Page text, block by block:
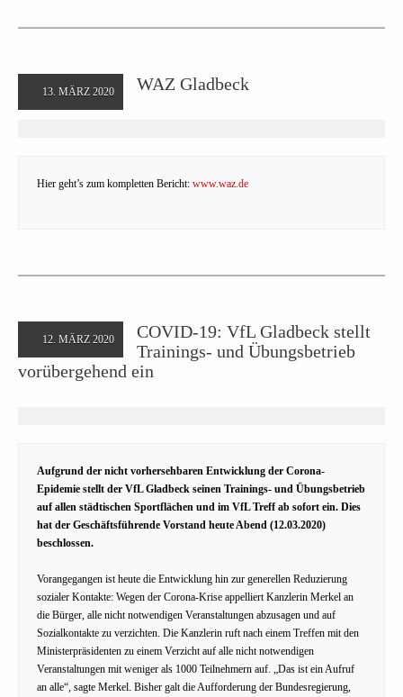
13. MÄRZ 2020 WAZ Gladbeck
Hier geht’s zum kompletten Bericht: www.waz.de
12. MÄRZ 2020
COVID-19: VfL Gladbeck stellt
Trainings- und Übungsbetrieb
vorübergehend ein
Aufgrund der nicht vorhersehbaren Entwicklung der Corona-
Epidemie stellt der VfL Gladbeck seinen Trainings- und Übungsbetrieb
auf allen städtischen Sportflächen und im VfL Treff ab sofort ein. Dies
hat der Geschäftsführende Vorstand heute Abend (12.03.2020)
beschlossen.
Vorangegangen ist heute die Entwicklung hin zur generellen Reduzierung
sozialer Kontakte: Wegen der Corona-Krise appelliert Kanzlerin Merkel an
die Bürger, alle nicht notwendigen Veranstaltungen abzusagen und auf
Sozialkontakte zu verzichten. Die Kanzlerin ruft nach einem Treffen mit den
Ministerpräsidenten zu einem Verzicht auf alle nicht notwendigen
Veranstaltungen mit weniger als 1000 Teilnehmern auf. „Das ist ein Aufruf
an alle“, sagte Merkel. Bisher galt die Aufforderung der Bundesregierung,